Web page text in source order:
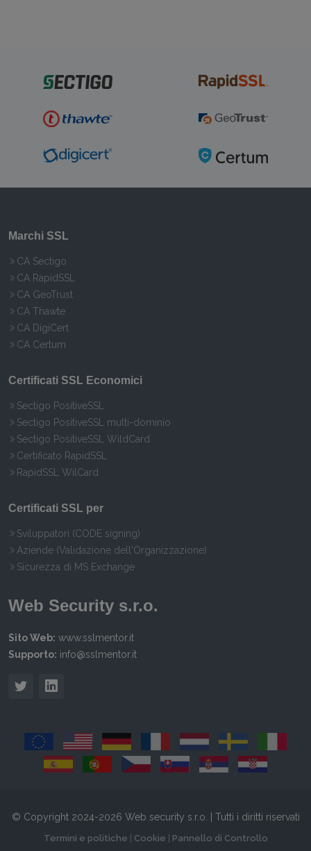
Marchi SSL
CA Sectigo
CA RapidSSL
CA GeoTrust
CA Thawte
CA DigiCert
CA Certum
Certificati SSL Economici
Sectigo PositiveSSL
Sectigo PositiveSSL multi-dominio
Sectigo PositiveSSL WildCard
Certificato RapidSSL
RapidSSL WilCard
Certificati SSL per
Sviluppatori (CODE signing)
Aziende (Validazione dell'Organizzazione)
Sicurezza di MS Exchange
Web Security s.r.o.
Sito Web: www.sslmentor.it
Supporto: info@sslmentor.it
© Copyright 2024-2026 Web security s.r.o. | Tutti i diritti riservati
Termini e politiche | Cookie | Pannello di Controllo